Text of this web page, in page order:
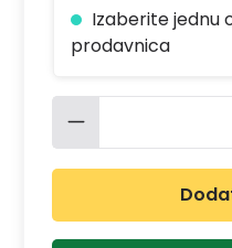
Izaberite jednu
prodavnica
Količina